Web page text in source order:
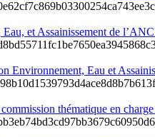
et Assainissement de
Environnement, Eau et
thématique en